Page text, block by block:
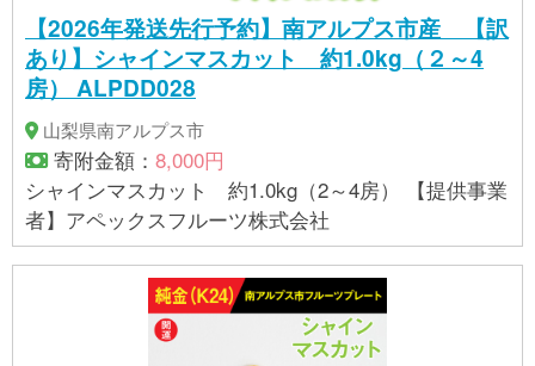
【2026年発送先行予約】南アルプス市産 【訳
あり】シャインマスカット 約1.0kg（２～4
房） ALPDD028
山梨県南アルプス市
寄附金額： 8,000円
シャインマスカット 約1.0kg（2～4房） 【提供事業
者】アペックスフルーツ株式会社